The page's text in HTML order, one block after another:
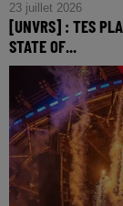
23 juillet 2026
[UNVRS] : TES
STATE OF...